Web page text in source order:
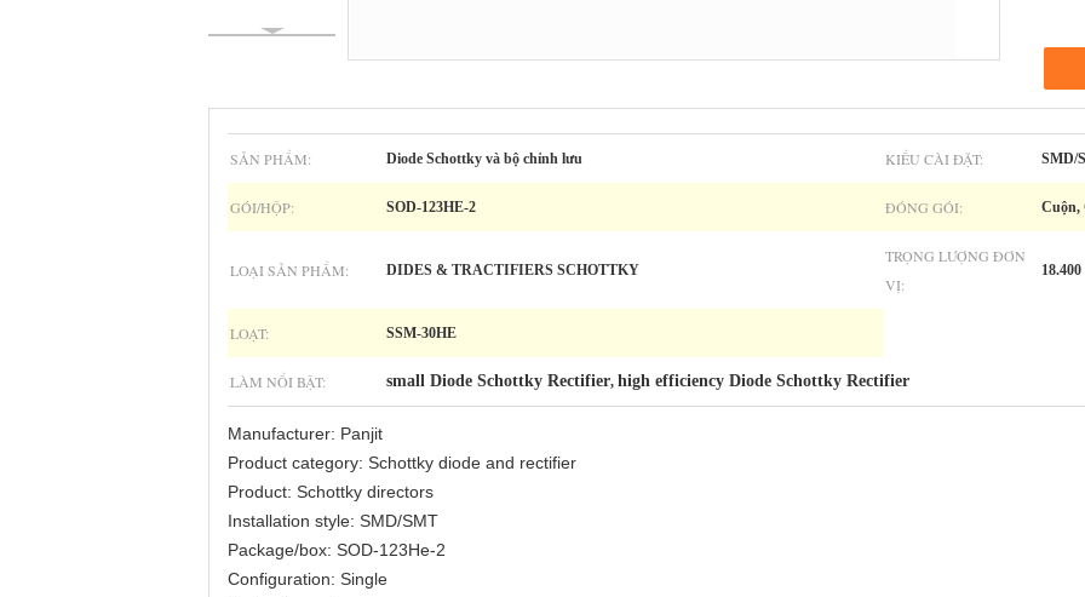
SẢN PHẨM: Diode Schottky và bộ chỉnh lưu KIỂU CÀI ĐẶT: SMD/
GÓI/HỘP: SOD-123HE-2 ĐÓNG GÓI: Cuộn,
LOẠI SẢN PHẨM: DIDES & TRACTIFIERS SCHOTTKY
TRỌNG LƯỢNG ĐƠN
VỊ:
LOẠT: SSM-30HE
LÀM NỔI BẬT: small Diode Schottky Rectifier, high efficiency Diode Schottky Rectifier
Manufacturer: Panjit
Product category: Schottky diode and rectifier
Product: Schottky directors
Installation style: SMD/SMT
Package/box: SOD-123He-2
Configuration: Single